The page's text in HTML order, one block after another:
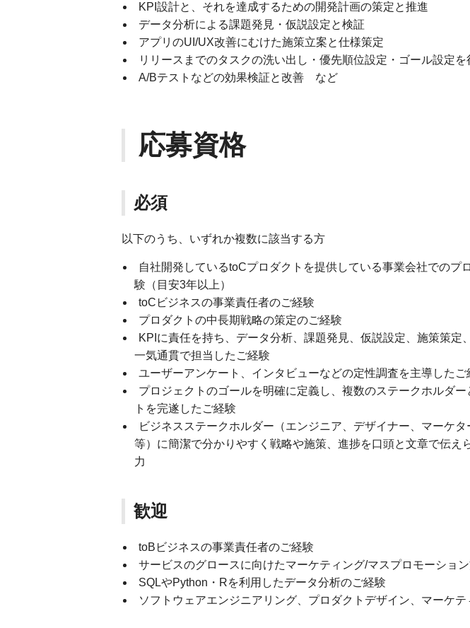
KPI設計と、それを達成するための開発計画の策定と推進
データ分析による課題発見・仮説設定と検証
アプリのUI/UX改善にむけた施策立案と仕様策定
リリースまでのタスクの洗い出し・優先順位設定・ゴール設定
A/Bテストなどの効果検証と改善 など
応募資格
必須
以下のうち、いずれか複数に該当する方
自社開発しているtoCプロダクトを提供している事業会社でのプ
験（目安3年以上）
toCビジネスの事業責任者のご経験
プロダクトの中長期戦略の策定のご経験
KPIに責任を持ち、データ分析、課題発見、仮説設定、施策策定
一気通貫で担当したご経験
ユーザーアンケート、インタビューなどの定性調査を主導したご
プロジェクトのゴールを明確に定義し、複数のステークホルダ
トを完遂したご経験
ビジネスステークホルダー（エンジニア、デザイナー、マーケタ
等）に簡潔で分かりやすく戦略や施策、進捗を口頭と文章で伝え
力
歓迎
toBビジネスの事業責任者のご経験
サービスのグロースに向けたマーケティング/マスプロモーショ
SQLやPython・Rを利用したデータ分析のご経験
ソフトウェアエンジニアリング、プロダクトデザイン、マーケ